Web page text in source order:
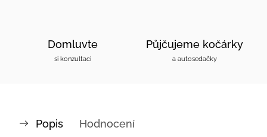
Domluvte
si konzultaci
Půjčujeme kočárky
a autosedačky
Popis Hodnocení